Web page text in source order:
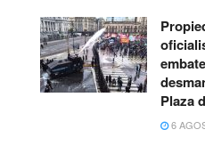
Plaza
6